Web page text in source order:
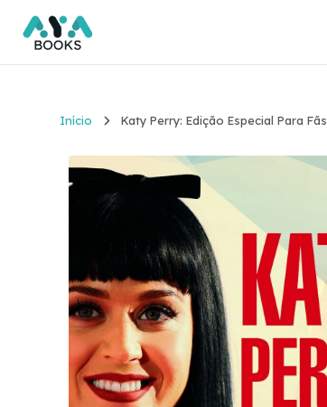
Início Katy Perry: Edição Especial Para Fãs